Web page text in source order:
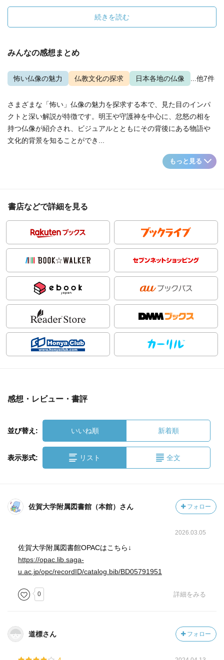
続きを読む
みんなの感想まとめ
怖い仏像の魅力 仏教文化の探求 日本各地の仏像 ...他7件
さまざまな「怖い」仏像の魅力を探求する本で、見た目のインパ
クトと深い解説が特徴です。明王や守護神を中心に、忿怒の相を
持つ仏像が紹介され、ビジュアルとともにその背後にある物語や
文化的背景を知ることができ...
もっと見る
書店などで詳細を見る
感想・レビュー・書評
並び替え: いいね順 新着順
表示形式: リスト 全文
佐賀大学附属図書館（本館）さん フォロー
2026.03.05
佐賀大学附属図書館OPACはこちら↓
https://opac.lib.saga-
u.ac.jp/opc/recordID/catalog.bib/BD05791951
0 詳細をみる
道標さん フォロー